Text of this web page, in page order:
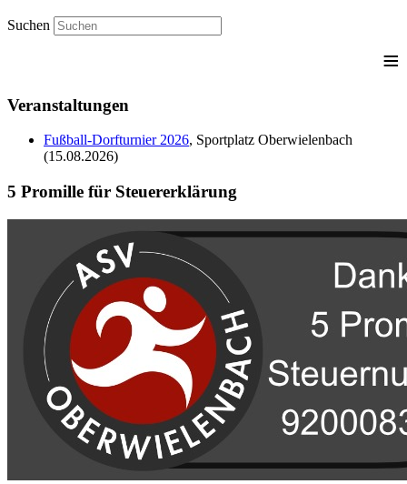
Suchen
≡
Veranstaltungen
Fußball-Dorfturnier 2026, Sportplatz Oberwielenbach
(15.08.2026)
5 Promille für Steuererklärung